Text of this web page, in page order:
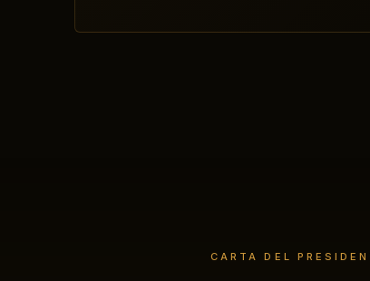
CARTA DEL